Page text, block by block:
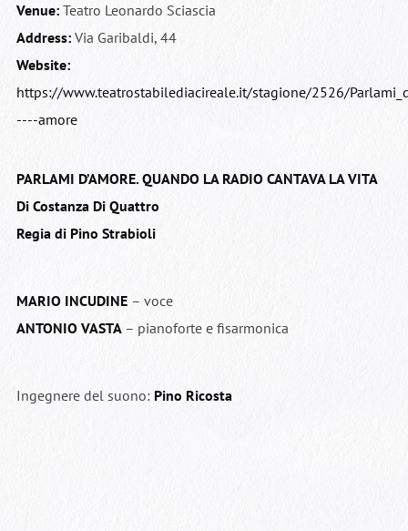
Venue:Teatro Leonardo Sciascia
Address:Via Garibaldi, 44
Website:
https://www.teatrostabilediacireale.it/stagione/2526/
----amore
PARLAMI D’AMORE. QUANDO LA RADIO CANTAVA LA VITA
Di Costanza Di Quattro
Regia di Pino Strabioli
MARIO INCUDINE – voce
ANTONIO VASTA – pianoforte e fisarmonica
Ingegnere del suono: Pino Ricosta